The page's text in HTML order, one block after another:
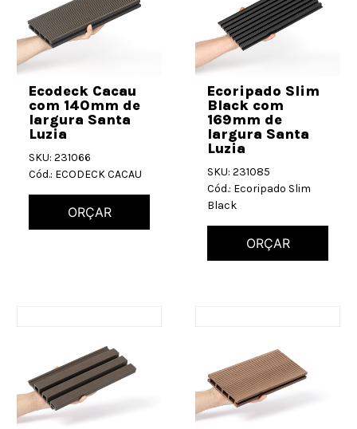
Ecodeck Cacau
com 140mm de
largura Santa
Luzia
SKU: 231066
Cód.: ECODECK CACAU
ORÇAR
Ecoripado Slim
Black com
169mm de
largura Santa
Luzia
SKU: 231085
Cód.: Ecoripado Slim
Black
ORÇAR